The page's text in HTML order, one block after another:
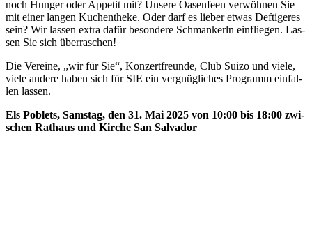
noch Hun­ger oder Appe­tit mit? Unse­re Oasen­feen ver­wöh­nen Sie
mit einer lan­gen Kuchen­the­ke. Oder darf es lie­ber etwas Def­ti­ge­res
sein? Wir las­sen extra dafür beson­de­re Schman­kerln ein­flie­gen. Las­
sen Sie sich über­ra­schen!
Die Ver­ei­ne, „wir für Sie“, Kon­zert­freun­de, Club Sui­zo und vie­le,
vie­le ande­re haben sich für SIE ein ver­gnüg­li­ches Pro­gramm ein­fal­
len las­sen.
Els Poblets, Sams­tag, den 31. Mai 2025 von 10:00 bis 18:00 zwi­
schen Rat­haus und Kir­che San Sal­va­dor